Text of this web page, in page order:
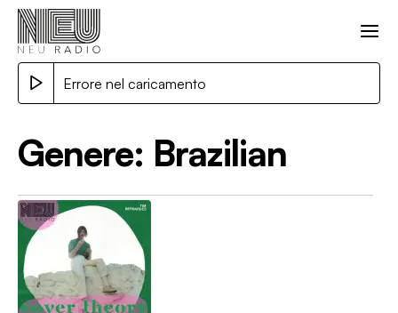
Errore nel caricamento
Genere: Brazilian